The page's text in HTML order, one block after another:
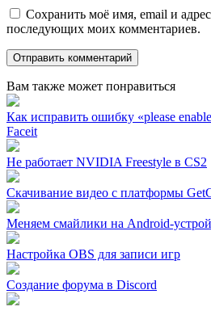
Сохранить моё имя, email и
последующих моих комментариев.
Вам также может понравиться
Как исправить ошибку «please
Faceit
Не работает NVIDIA Freestyle в CS2
Скачивание видео с платформы
Меняем смайлики на Android-
Настройка OBS для записи игр
Создание форума в Discord